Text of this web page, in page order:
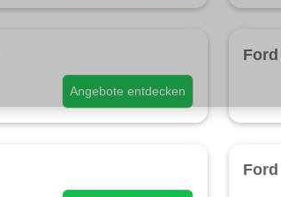
Angebote entdecken